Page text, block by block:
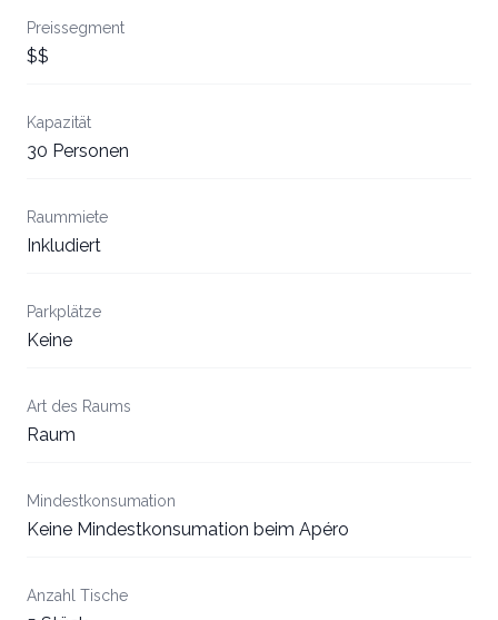
Preissegment
$$
Kapazität
30 Personen
Raummiete
Inkludiert
Parkplätze
Keine
Art des Raums
Raum
Mindestkonsumation
Keine Mindestkonsumation beim Apéro
Anzahl Tische